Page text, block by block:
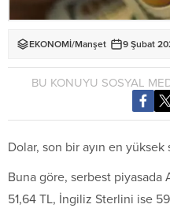
EKONOMİ/Manşet 9 Şubat
BU KONUYU SOSYAL
Dolar, son bir ayın en yüksek
Buna göre, serbest piyasada
51,64 TL, İngiliz Sterlini ise